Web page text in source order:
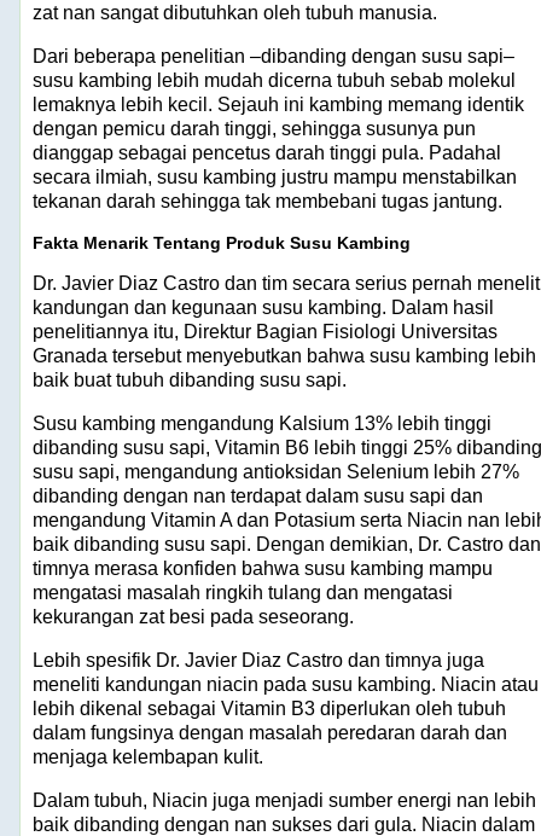
zat nan sangat dibutuhkan oleh tubuh manusia.
Dari beberapa penelitian –dibanding dengan susu sapi–
susu kambing lebih mudah dicerna tubuh sebab molekul
lemaknya lebih kecil. Sejauh ini kambing memang identik
dengan pemicu darah tinggi, sehingga susunya pun
dianggap sebagai pencetus darah tinggi pula. Padahal
secara ilmiah, susu kambing justru mampu menstabilkan
tekanan darah sehingga tak membebani tugas jantung.
Fakta Menarik Tentang Produk Susu Kambing
Dr. Javier Diaz Castro dan tim secara serius pernah
kandungan dan kegunaan susu kambing. Dalam hasil
penelitiannya itu, Direktur Bagian Fisiologi Universitas
Granada tersebut menyebutkan bahwa susu kambing lebih
baik buat tubuh dibanding susu sapi.
Susu kambing mengandung Kalsium 13% lebih tinggi
dibanding susu sapi, Vitamin B6 lebih tinggi 25% dibanding
susu sapi, mengandung antioksidan Selenium lebih 27%
dibanding dengan nan terdapat dalam susu sapi dan
mengandung Vitamin A dan Potasium serta Niacin nan
baik dibanding susu sapi. Dengan demikian, Dr. Castro dan
timnya merasa konfiden bahwa susu kambing mampu
mengatasi masalah ringkih tulang dan mengatasi
kekurangan zat besi pada seseorang.
Lebih spesifik Dr. Javier Diaz Castro dan timnya juga
meneliti kandungan niacin pada susu kambing. Niacin atau
lebih dikenal sebagai Vitamin B3 diperlukan oleh tubuh
dalam fungsinya dengan masalah peredaran darah dan
menjaga kelembapan kulit.
Dalam tubuh, Niacin juga menjadi sumber energi nan lebih
baik dibanding dengan nan sukses dari gula. Niacin dalam